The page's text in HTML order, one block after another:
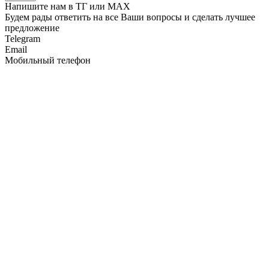
Напишите нам в ТГ или MAX
Будем рады ответить на все Ваши вопросы и сделать лучшее
предложение
Telegram
Email
Мобильный телефон